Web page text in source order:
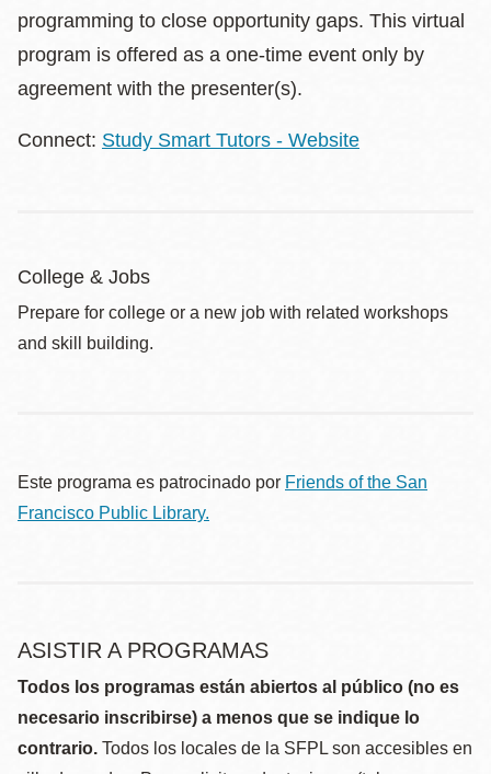
programming to close opportunity gaps. This virtual
program is offered as a one-time event only by
agreement with the presenter(s).
Connect: Study Smart Tutors - Website
College & Jobs
Prepare for college or a new job with related workshops
and skill building.
Este programa es patrocinado por Friends of the San
Francisco Public Library.
ASISTIR A PROGRAMAS
Todos los programas están abiertos al público (no es
necesario inscribirse) a menos que se indique lo
contrario. Todos los locales de la SFPL son accesibles en